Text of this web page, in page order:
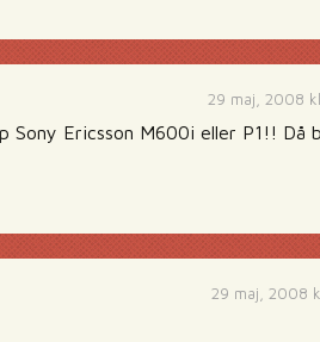
29 maj, 2008
Sony Ericsson M600i eller P1!! Då
29 maj, 2008